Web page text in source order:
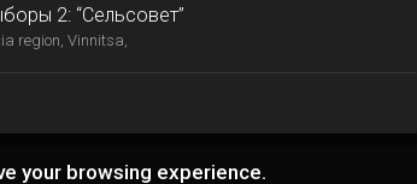
2: “Сельсовет”
region, Vinnitsa,
your browsing experience.